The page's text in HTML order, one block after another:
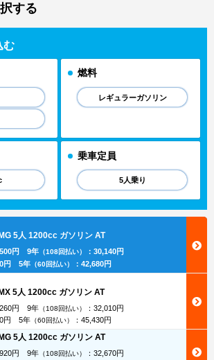
する
む
燃料
レギュラーガソリン
乗車定員
5人乗り
5人 1200cc ガソリン AT
円 9年（108回払い） ： 30,140円
円 5年（60回払い） ： 42,680円
5人 1200cc ガソリン AT
円 9年（108回払い） ： 32,010円
円 5年（60回払い） ： 45,430円
5人 1200cc ガソリン AT
円 9年（108回払い） ： 32,670円